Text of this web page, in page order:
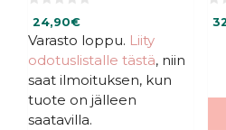
0
5
:
s
t
24,90€
Varasto loppu. Liity
odotuslistalle tästä, niin
saat ilmoituksen, kun
tuote on jälleen
saatavilla.
0
5